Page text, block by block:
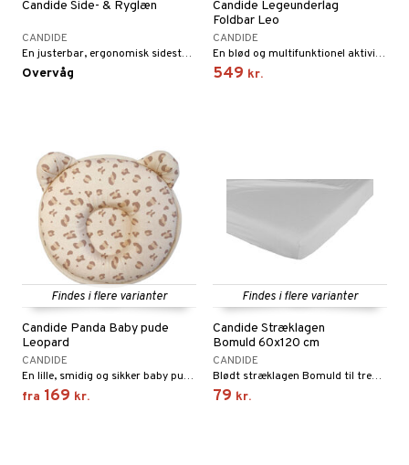
Candide Side- & Ryglæn
CANDIDE
En justerbar, ergonomisk sidestøtte.
Overvåg
Candide Legeunderlag
Foldbar Leo
CANDIDE
En blød og multifunktionel aktivitetsmåtte.
549 kr.
Findes i flere varianter
Candide Panda Baby pude
Leopard
CANDIDE
En lille, smidig og sikker baby pude med ergonomisk form.
fra 169 kr.
Findes i flere varianter
Candide Stræklagen
Bomuld 60x120 cm
CANDIDE
Blødt stræklagen Bomuld til tremmeseng.
79 kr.
Barn
Potter
Muh
Patrol
Bluey
Creator
Disney
Disney Princess
DUPLO
Friends
Minecraft
Ninjago
Speed Champions
Spidey